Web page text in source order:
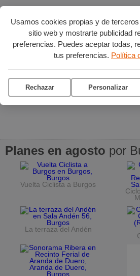
Usamos cookies propias y de
sitio web y mostrarte publicidad
preferencias. Puedes aceptar todas,
tus preferencias. Política
Rechazar Personalizar
Planes en agosto por
Vuelta Ciclista a Burgos
La terraza del Andén